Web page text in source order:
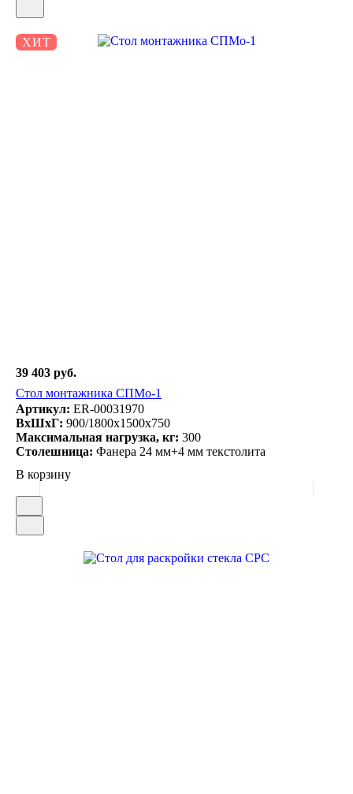
ХИТ
39 403 руб.
Стол монтажника СПМо-1
Артикул: ER-00031970
ВxШxГ: 900/1800x1500x750
Максимальная нагрузка, кг: 300
Столешница: Фанера 24 мм+4 мм текстолита
В корзину